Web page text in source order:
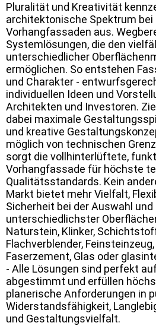
Pluralität und Kreativität
architektonische Spektrum bei
Vorhangfassaden aus.
Systemlösungen, die den
unterschiedlicher
ermöglichen. So entstehen
und Charakter -
individuellen Ideen und
Architekten und Investoren.
dabei maximale
und kreative
möglich von technischen
sorgt die vollhinterlüftete,
Vorhangfassade für höchste
Qualitätsstandards. Kein
Markt bietet mehr Vielfalt,
Sicherheit bei der Auswahl
unterschiedlichster
Naturstein, Klinker,
Flachverblender,
Faserzement, Glas oder
- Alle Lösungen sind perfekt
abgestimmt und erfüllen
planerische Anforderungen in
Widerstandsfähigkeit,
und Gestaltungsvielfalt.